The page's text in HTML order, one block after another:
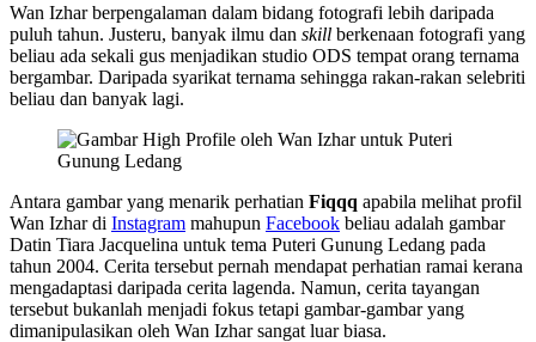
Wan Izhar berpengalaman dalam bidang fotografi lebih daripada
puluh tahun. Justeru, banyak ilmu dan skill berkenaan fotografi yang
beliau ada sekali gus menjadikan studio ODS tempat orang ternama
bergambar. Daripada syarikat ternama sehingga rakan-rakan selebriti
beliau dan banyak lagi.
Antara gambar yang menarik perhatian Fiqqq apabila melihat profil
Wan Izhar di Instagram mahupun Facebook beliau adalah gambar
Datin Tiara Jacquelina untuk tema Puteri Gunung Ledang pada
tahun 2004. Cerita tersebut pernah mendapat perhatian ramai kerana
mengadaptasi daripada cerita lagenda. Namun, cerita tayangan
tersebut bukanlah menjadi fokus tetapi gambar-gambar yang
dimanipulasikan oleh Wan Izhar sangat luar biasa.